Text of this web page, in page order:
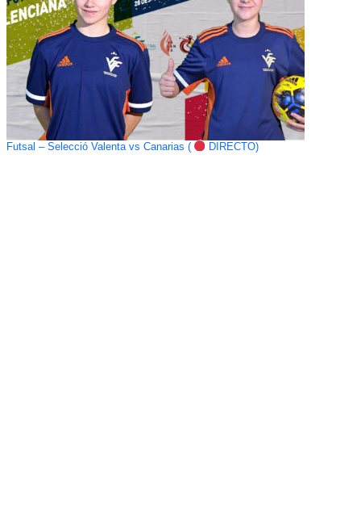
Futsal – Selecció Valenta vs Canarias ( DIRECTO)